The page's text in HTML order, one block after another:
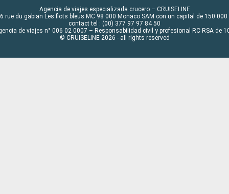
Agencia de viajes especializada crucero – CRUISELINE
rue du gabian Les flots bleus MC 98 000 Monaco SAM con un capital de 150 000
contact tel : (00) 377 97 97 84 50
de viajes n° 006 02 0007 – Responsabilidad civil y profesional RC RSA de
© CRUISELINE 2026 - all rights reserved